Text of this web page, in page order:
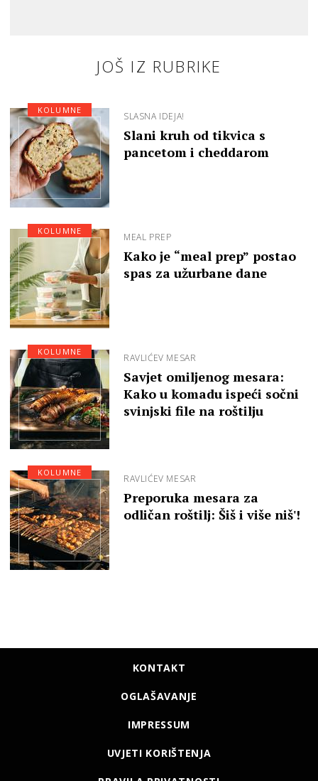
JOŠ IZ RUBRIKE
SLASNA IDEJA!
Slani kruh od tikvica s
pancetom i cheddarom
KOLUMNE
MEAL PREP
Kako je “meal prep” postao
spas za užurbane dane
KOLUMNE
RAVLIĆEV MESAR
Savjet omiljenog mesara:
Kako u komadu ispeći sočni
svinjski file na roštilju
KOLUMNE
RAVLIĆEV MESAR
Preporuka mesara za
odličan roštilj: Šiš i više niš'!
KOLUMNE
KONTAKT
OGLAŠAVANJE
IMPRESSUM
UVJETI KORIŠTENJA